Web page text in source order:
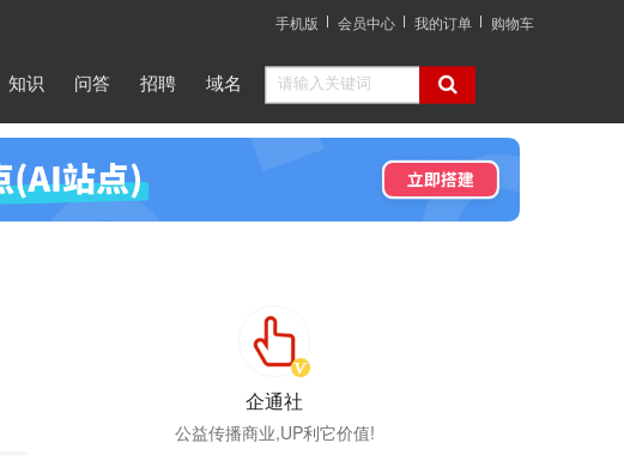
手机版 会员中心 我的订单 购物车
知识 问答 招聘 域名
企通社
公益传播商业,UP利它价值!